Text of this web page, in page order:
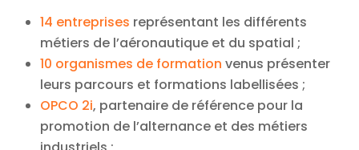
14 entreprises représentant les différents
métiers de l’aéronautique et du spatial ;
10 organismes de formation venus présenter
leurs parcours et formations labellisées ;
OPCO 2i, partenaire de référence pour la
promotion de l’alternance et des métiers